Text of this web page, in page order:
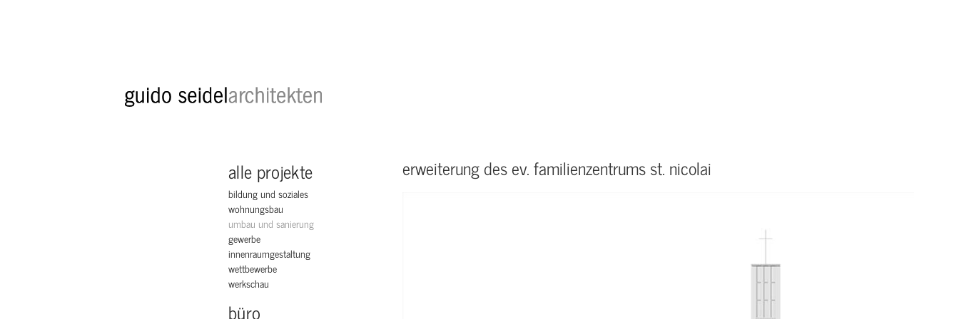
alle projekte
bildung und soziales
wohnungsbau
umbau und sanierung
gewerbe
innenraumgestaltung
wettbewerbe
werkschau
büro
erweiterung des ev. familienzentrums st. nicolai